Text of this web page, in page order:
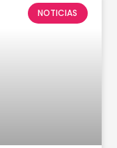
NOTICIAS